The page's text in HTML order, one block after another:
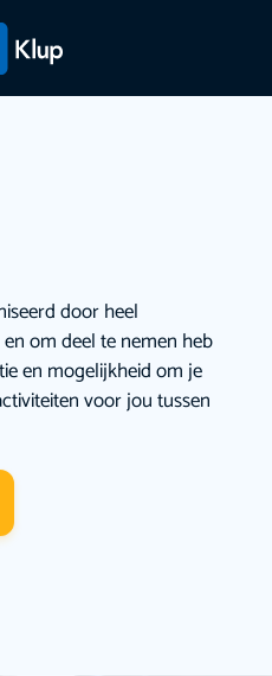
door heel
om deel te nemen heb
en mogelijkheid om je
voor jou tussen